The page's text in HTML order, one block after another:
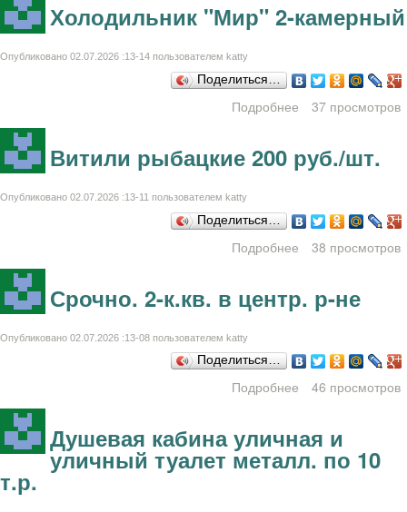
Холодильник "Мир" 2-камерный
Опубликовано 02.07.2026 :13-14 пользователем katty
Поделиться…
Подробнее
о Холодильник
37 просмотров
Витили рыбацкие 200 руб./шт.
Опубликовано 02.07.2026 :13-11 пользователем katty
Поделиться…
Подробнее
о Витили
38 просмотров
Срочно. 2-к.кв. в центр. р-не
Опубликовано 02.07.2026 :13-08 пользователем katty
Поделиться…
Подробнее
о Срочно. 2-к.кв.
46 просмотров
Душевая кабина уличная и
уличный туалет металл. по 10
т.р.